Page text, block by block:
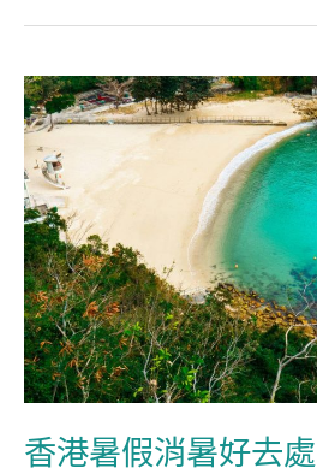
利
街 「喜
魚‧
迎
月」
綵
燈
會/
大
埔
House 星
香港暑假消暑好去
香
港
暑
假
消
暑
好
去
處
西